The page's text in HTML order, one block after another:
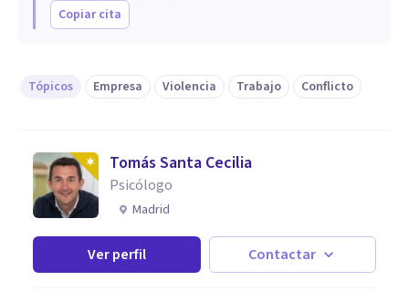
Copiar cita
Tópicos Empresa Violencia Trabajo Conflicto
Tomás Santa Cecilia
Psicólogo
Madrid
Ver perfil Contactar